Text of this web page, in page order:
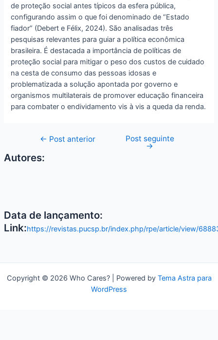
de proteção social antes típicos da esfera pública,
configurando assim o que foi denominado de “Estado
fiador” (Debert e Félix, 2024). São analisadas três
pesquisas relevantes para guiar a política econômica
brasileira. É destacada a importância de políticas de
proteção social para mitigar o peso dos custos de cuidado
na cesta de consumo das pessoas idosas e
problematizada a solução apontada por governo e
organismos multilaterais de promover educação financeira
para combater o endividamento vis à vis a queda da renda.
← Post anterior Post seguinte
→
Autores:
Data de lançamento:
Link:https://revistas.pucsp.br/index.php/rpe/article/view/
Copyright © 2026 Who Cares? | Powered by Tema Astra para
WordPress